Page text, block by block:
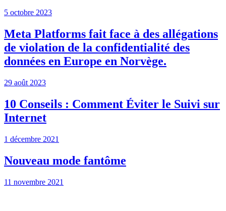
5 octobre 2023
Meta Platforms fait face à des allégations
de violation de la confidentialité des
données en Europe en Norvège.
29 août 2023
10 Conseils : Comment Éviter le Suivi sur
Internet
1 décembre 2021
Nouveau mode fantôme
11 novembre 2021